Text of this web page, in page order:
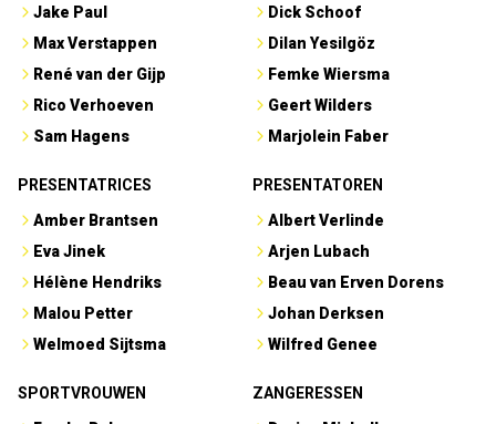
Jake Paul
Max Verstappen
René van der Gijp
Rico Verhoeven
Sam Hagens
Dick Schoof
Dilan Yesilgöz
Femke Wiersma
Geert Wilders
Marjolein Faber
PRESENTATRICES
Amber Brantsen
Eva Jinek
Hélène Hendriks
Malou Petter
Welmoed Sijtsma
PRESENTATOREN
Albert Verlinde
Arjen Lubach
Beau van Erven Dorens
Johan Derksen
Wilfred Genee
SPORTVROUWEN
ZANGERESSEN